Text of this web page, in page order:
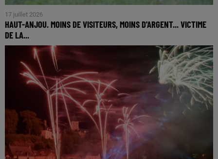
17 juillet 2026
HAUT-ANJOU. MOINS DE VISITEURS, MOINS D'ARGENT... VICTIME
DE LA...